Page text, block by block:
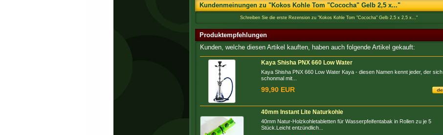
Kundenmeinungen zu "Kokos Kohle Tom "Cococha" Gelb 2,5 x..."
Schreiben Sie die erste Rezension zu "Kokos Kohle Tom "Cococha" Gelb 2,5 x 2,5 x..."
Produktempfehlungen
Kunden, welche diesen Artikel kauften, haben auch folgende Artikel gekauft:
Kaya Shisha PNX 660 Low Water
Kaya Shisha PNX 660 Low Water Kaya - diesen Namen kennt jeder, der sich
schonmal mit...
99,90 EUR
40mm Instant Lite Naturkohle
40mm Natur-Holzkohletabletten für Wasserpfeifentabak in Rollen zu je 5
Stück.Leicht entzündlich...